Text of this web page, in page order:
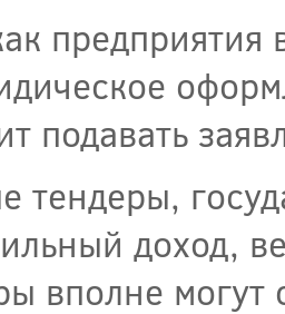
подавать
тендеры,
доход,
вполне